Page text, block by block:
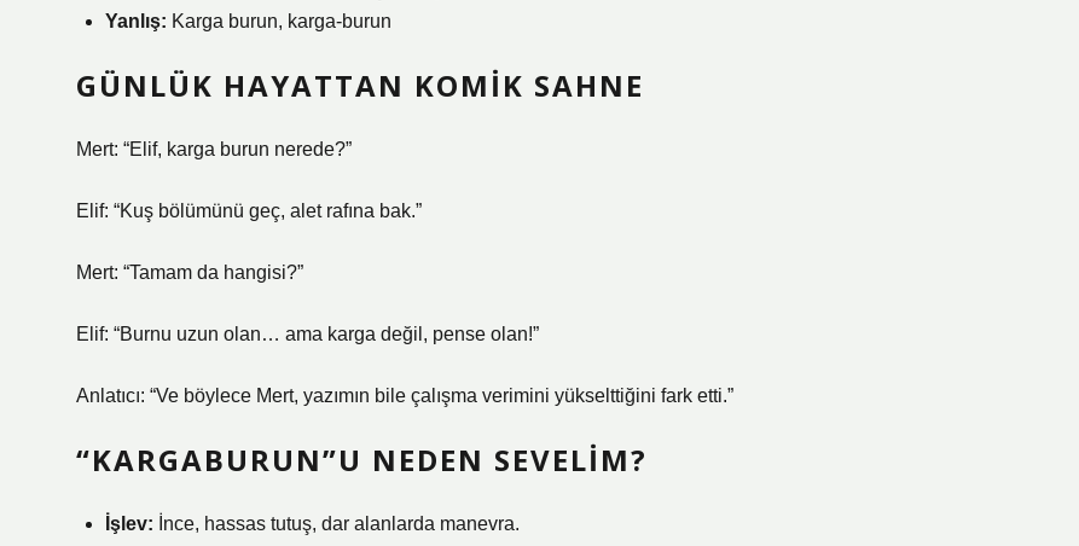
Yanlış: Karga burun, karga-burun
GÜNLÜK HAYATTAN KOMIK SAHNE
Mert: “Elif, karga burun nerede?”
Elif: “Kuş bölümünü geç, alet rafına bak.”
Mert: “Tamam da hangisi?”
Elif: “Burnu uzun olan… ama karga değil, pense olan!”
Anlatıcı: “Ve böylece Mert, yazımın bile çalışma verimini yükselttiğini fark etti.”
“KARGABURUN”U NEDEN SEVELIM?
İşlev: İnce, hassas tutuş, dar alanlarda manevra.